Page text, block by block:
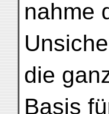
nahme
die
Basis